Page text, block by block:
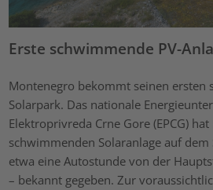
Erste schwimmende PV-
Montenegro bekommt seinen ersten
Solarpark. Das nationale
Elektroprivreda Crne Gore (EPCG)
schwimmenden Solaranlage auf dem
etwa eine Autostunde von der
– bekannt gegeben. Zur